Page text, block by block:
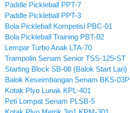
Paddle Pickleball PPT-7
Paddle Pickleball PPT-3
Bola Pickleball Kompetisi PBC-01
Bola Pickleball Training PBT-02
Lempar Turbo Anak LTA-70
Trampolin Senam Senior TSS-125-ST
Starting Block SB-08 (Balok Start Lari)
Balok Keseimbangan Senam BKS-03P
Kotak Plyo Lunak KPL-401
Peti Lompat Senam PLSB-5